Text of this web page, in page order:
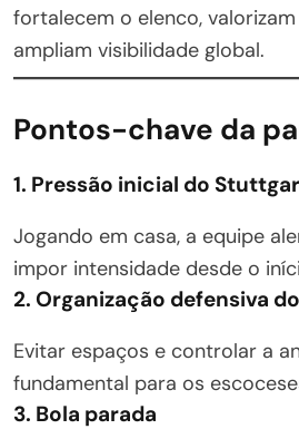
fortalecem o elenco,
ampliam visibilidade global.
Pontos-chave da
1. Pressão inicial do
Jogando em casa, a equipe
impor intensidade desde o
2. Organização defensiva
Evitar espaços e controlar a
fundamental para os
3. Bola parada